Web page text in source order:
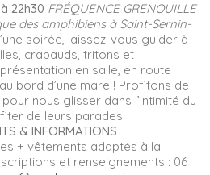
22h30 FRÉQUENCE GRENOUILLE
des amphibiens à Saint-Sernin-
soirée, laissez-vous guider à
crapauds, tritons et
en salle, en route
bord d’une mare ! Profitons de
nous glisser dans l’intimité du
de leurs parades
& INFORMATIONS
+ vêtements adaptés à la
et renseignements : 06